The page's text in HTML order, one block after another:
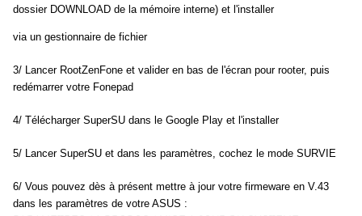
dossier DOWNLOAD de la mémoire interne) et l'installer
via un gestionnaire de fichier
3/ Lancer RootZenFone et valider en bas de l'écran pour rooter, puis
redémarrer votre Fonepad
4/ Télécharger SuperSU dans le Google Play et l'installer
5/ Lancer SuperSU et dans les paramètres, cochez le mode SURVIE
6/ Vous pouvez dès à présent mettre à jour votre firmeware en V.43
dans les paramètres de votre ASUS :